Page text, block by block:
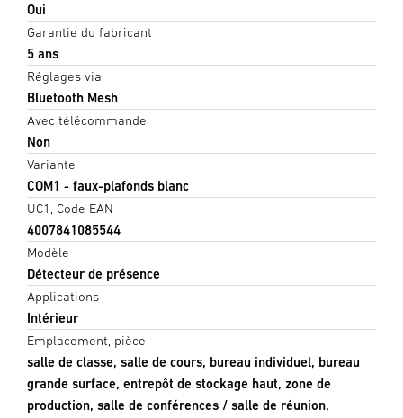
Oui
Garantie du fabricant
5 ans
Réglages via
Bluetooth Mesh
Avec télécommande
Non
Variante
COM1 - faux-plafonds blanc
UC1, Code EAN
4007841085544
Modèle
Détecteur de présence
Applications
Intérieur
Emplacement, pièce
salle de classe, salle de cours, bureau individuel, bureau
grande surface, entrepôt de stockage haut, zone de
production, salle de conférences / salle de réunion,